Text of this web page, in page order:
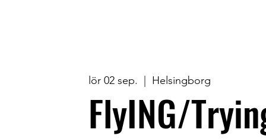
lör 02 sep. Helsingborg
FlyING/